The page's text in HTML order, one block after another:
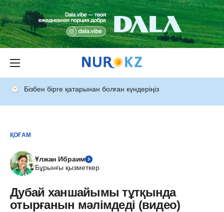
Бізбен бірге қатарынан болған күндеріңіз
ҚОҒАМ
Ұлжан Ибраим
Бұрынғы қызметкер
Дубай ханшайымы тұтқында
отырғанын мәлімдеді (видео)